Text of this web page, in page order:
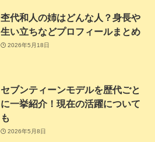
杢代和人の姉はどんな人？身長や
生い立ちなどプロフィールまとめ
2026年5月18日
セブンティーンモデルを歴代ごと
に一挙紹介！現在の活躍について
も
2026年5月8日